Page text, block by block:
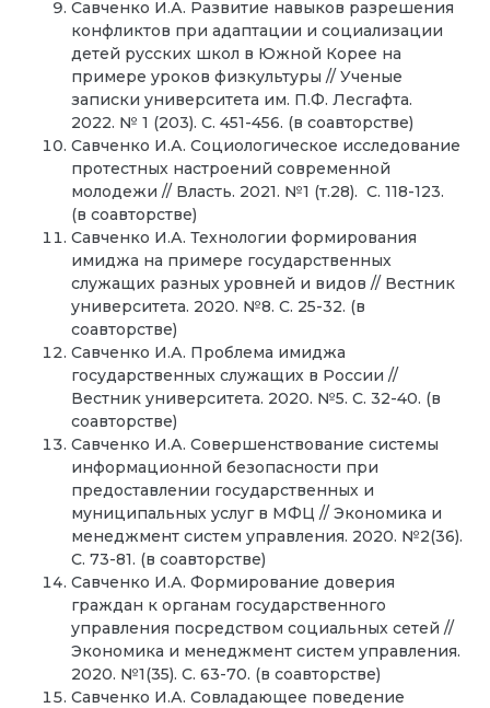
Савченко И.А. Развитие навыков разрешения
конфликтов при адаптации и социализации
детей русских школ в Южной Корее на
примере уроков физкультуры // Ученые
записки университета им. П.Ф. Лесгафта.
2022. № 1 (203). С. 451-456. (в соавторстве)
Савченко И.А. Социологическое исследование
протестных настроений современной
молодежи // Власть. 2021. №1 (т.28). С. 118-123.
(в соавторстве)
Савченко И.А. Технологии формирования
имиджа на примере государственных
служащих разных уровней и видов // Вестник
университета. 2020. №8. С. 25-32. (в
соавторстве)
Савченко И.А. Проблема имиджа
государственных служащих в России //
Вестник университета. 2020. №5. С. 32-40. (в
соавторстве)
Савченко И.А. Совершенствование системы
информационной безопасности при
предоставлении государственных и
муниципальных услуг в МФЦ // Экономика и
менеджмент систем управления. 2020. №2(36).
С. 73-81. (в соавторстве)
Савченко И.А. Формирование доверия
граждан к органам государственного
управления посредством социальных сетей //
Экономика и менеджмент систем управления.
2020. №1(35). С. 63-70. (в соавторстве)
Савченко И.А. Совладающее поведение